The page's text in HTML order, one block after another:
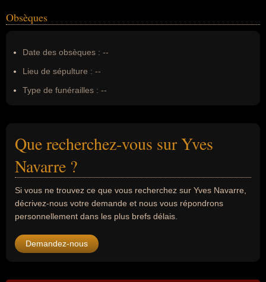
Obsèques
Date des obsèques : --
Lieu de sépulture : --
Type de funérailles : --
Que recherchez-vous sur Yves
Navarre ?
Si vous ne trouvez ce que vous recherchez sur Yves Navarre,
décrivez-nous votre demande et nous vous répondrons
personnellement dans les plus brefs délais.
Demandez-nous